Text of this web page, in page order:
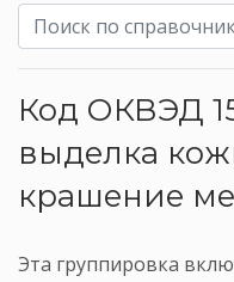
Код ОКВЭД
выделка
крашение
Эта группировка